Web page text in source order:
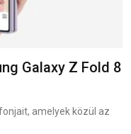
Galaxy Z Fold 8
amelyek közül az